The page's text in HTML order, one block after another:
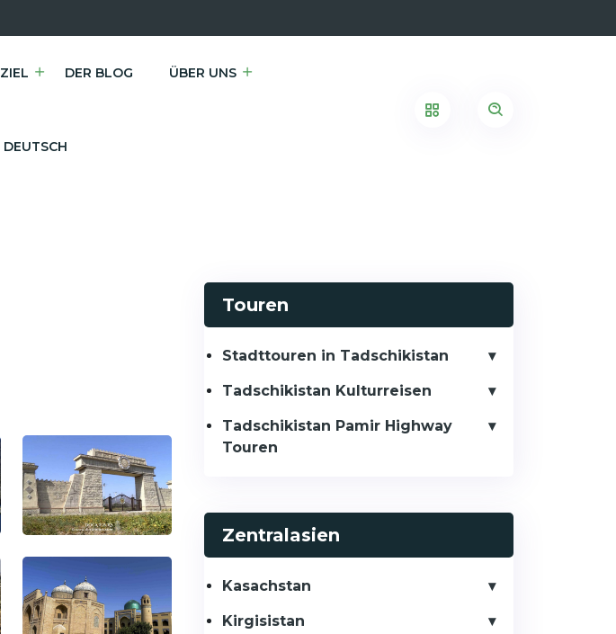
ZIEL DER BLOG ÜBER UNS
DEUTSCH
Touren
Stadttouren in Tadschikistan
Tadschikistan Kulturreisen
Tadschikistan Pamir Highway
Touren
Zentralasien
Kasachstan
Kirgisistan